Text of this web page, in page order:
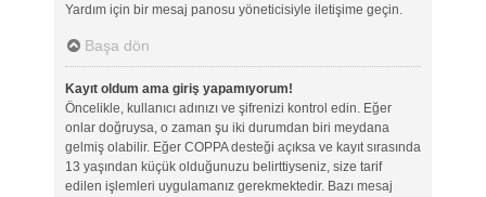
Yardım için bir mesaj panosu yöneticisiyle iletişime geçin.
Başa dön
Kayıt oldum ama giriş yapamıyorum!
Öncelikle, kullanıcı adınızı ve şifrenizi kontrol edin. Eğer
onlar doğruysa, o zaman şu iki durumdan biri meydana
gelmiş olabilir. Eğer COPPA desteği açıksa ve kayıt sırasında
13 yaşından küçük olduğunuzu belirttiyseniz, size tarif
edilen işlemleri uygulamanız gerekmektedir. Bazı mesaj